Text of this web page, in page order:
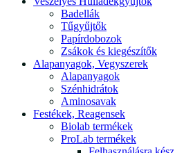
Badellák
Tűgyűjtők
Papírdobozok
Zsákok és kiegészítők
Alapanyagok, Vegyszerek
Alapanyagok
Szénhidrátok
Aminosavak
Festékek, Reagensek
Biolab termékek
ProLab termékek